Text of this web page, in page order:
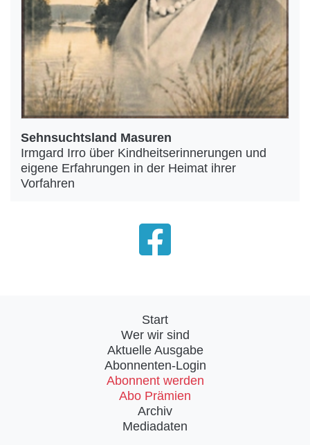
Sehnsuchtsland Masuren
Irmgard Irro über Kindheitserinnerungen und
eigene Erfahrungen in der Heimat ihrer
Vorfahren
Start
Wer wir sind
Aktuelle Ausgabe
Abonnenten-Login
Abonnent werden
Abo Prämien
Archiv
Mediadaten